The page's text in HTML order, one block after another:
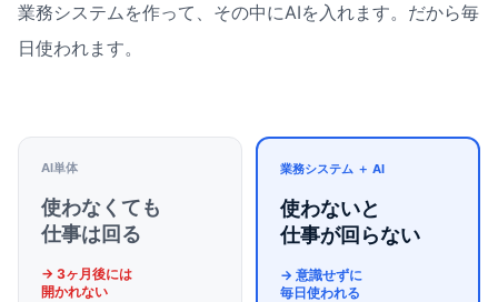
業務システムを作って、その中にAIを入れます。だから毎
日使われます。
AI単体
使わなくても
仕事は回る
→ 3ヶ月後には
開かれない
業務システム ＋ AI
使わないと
仕事が回らない
→ 意識せずに
毎日使われる